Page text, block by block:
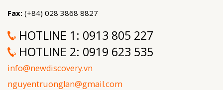
Fax: (+84) 028 3868 8827
HOTLINE 1: 0913 805 227
HOTLINE 2: 0919 623 535
info@newdiscovery.vn
nguyentruonglan@gmail.com